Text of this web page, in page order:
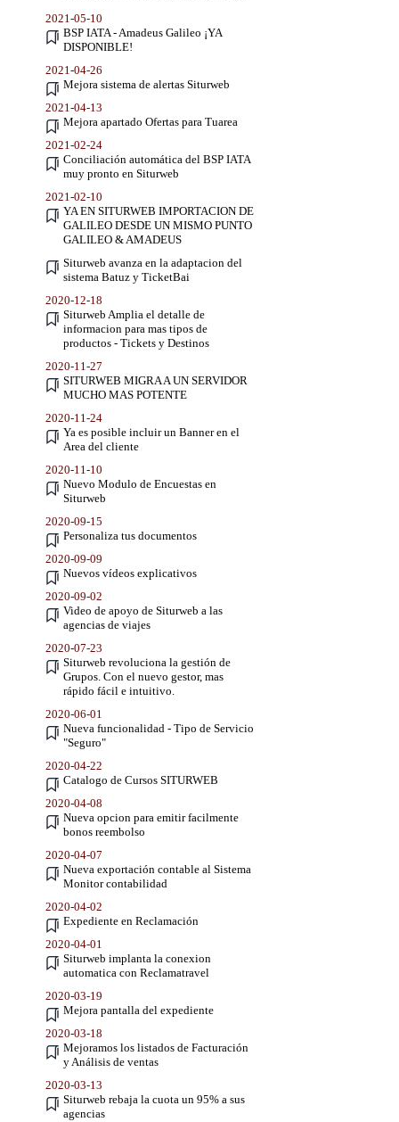
2021-05-10
BSP IATA - Amadeus Galileo ¡YA
DISPONIBLE!
2021-04-26
Mejora sistema de alertas Siturweb
2021-04-13
Mejora apartado Ofertas para Tuarea
2021-02-24
Conciliación automática del BSP IATA
muy pronto en Siturweb
2021-02-10
YA EN SITURWEB IMPORTACION DE
GALILEO DESDE UN MISMO PUNTO
GALILEO & AMADEUS
Siturweb avanza en la adaptacion del
sistema Batuz y TicketBai
2020-12-18
Siturweb Amplia el detalle de
informacion para mas tipos de
productos - Tickets y Destinos
2020-11-27
SITURWEB MIGRA A UN SERVIDOR
MUCHO MAS POTENTE
2020-11-24
Ya es posible incluir un Banner en el
Area del cliente
2020-11-10
Nuevo Modulo de Encuestas en
Siturweb
2020-09-15
Personaliza tus documentos
2020-09-09
Nuevos vídeos explicativos
2020-09-02
Video de apoyo de Siturweb a las
agencias de viajes
2020-07-23
Siturweb revoluciona la gestión de
Grupos. Con el nuevo gestor, mas
rápido fácil e intuitivo.
2020-06-01
Nueva funcionalidad - Tipo de Servicio
"Seguro"
2020-04-22
Catalogo de Cursos SITURWEB
2020-04-08
Nueva opcion para emitir facilmente
bonos reembolso
2020-04-07
Nueva exportación contable al Sistema
Monitor contabilidad
2020-04-02
Expediente en Reclamación
2020-04-01
Siturweb implanta la conexion
automatica con Reclamatravel
2020-03-19
Mejora pantalla del expediente
2020-03-18
Mejoramos los listados de Facturación
y Análisis de ventas
2020-03-13
Siturweb rebaja la cuota un 95% a sus
agencias